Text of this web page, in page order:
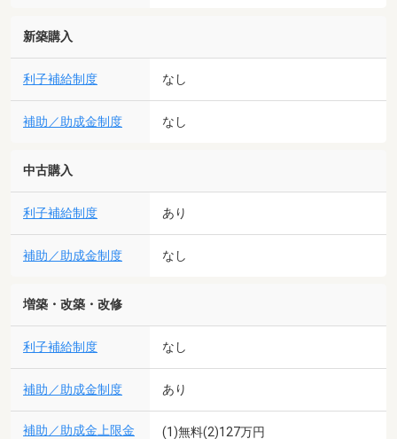
新築購入
利子補給制度 なし
補助／助成金制度 なし
中古購入
利子補給制度 あり
補助／助成金制度 なし
増築・改築・改修
利子補給制度 なし
補助／助成金制度 あり
補助／助成金上限金 (1)無料(2)127万円